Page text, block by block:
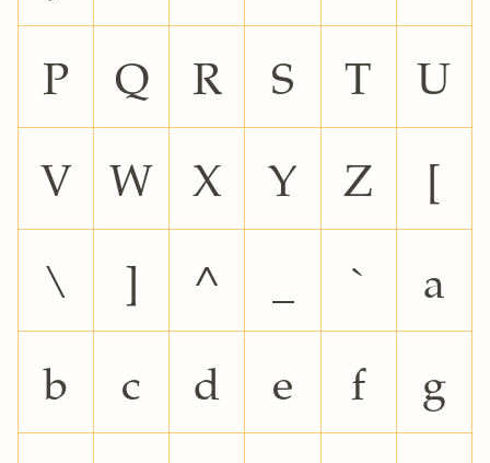
P
Q R S T
U
V
W X Y Z
[
\
] ^ `
a
b
c d e f
g